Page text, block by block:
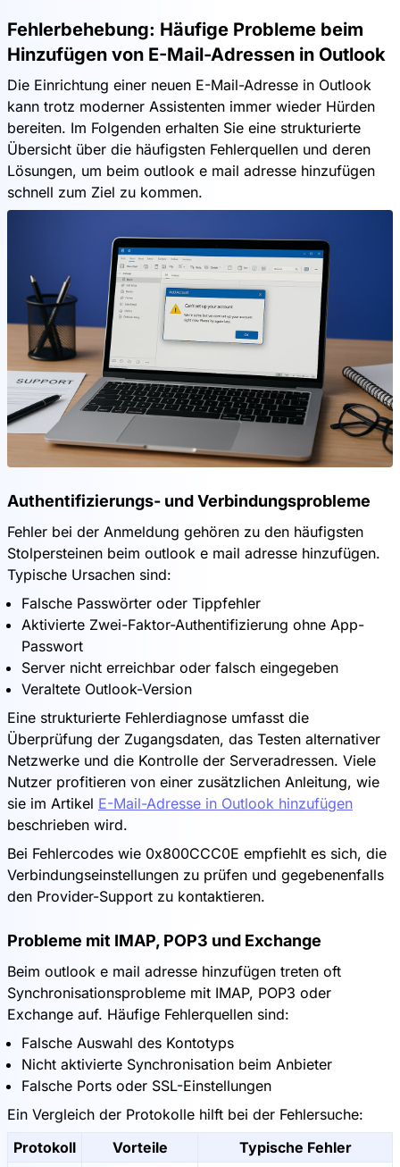
Fehlerbehebung: Häufige Probleme beim
Hinzufügen von E-Mail-Adressen in Outlook
Die Einrichtung einer neuen E-Mail-Adresse in Outlook
kann trotz moderner Assistenten immer wieder Hürden
bereiten. Im Folgenden erhalten Sie eine strukturierte
Übersicht über die häufigsten Fehlerquellen und deren
Lösungen, um beim outlook e mail adresse hinzufügen
schnell zum Ziel zu kommen.
Authentifizierungs- und Verbindungsprobleme
Fehler bei der Anmeldung gehören zu den häufigsten
Stolpersteinen beim outlook e mail adresse hinzufügen.
Typische Ursachen sind:
Falsche Passwörter oder Tippfehler
Aktivierte Zwei-Faktor-Authentifizierung ohne App-
Passwort
Server nicht erreichbar oder falsch eingegeben
Veraltete Outlook-Version
Eine strukturierte Fehlerdiagnose umfasst die
Überprüfung der Zugangsdaten, das Testen alternativer
Netzwerke und die Kontrolle der Serveradressen. Viele
Nutzer profitieren von einer zusätzlichen Anleitung, wie
sie im Artikel E-Mail-Adresse in Outlook hinzufügen
beschrieben wird.
Bei Fehlercodes wie 0x800CCC0E empfiehlt es sich, die
Verbindungseinstellungen zu prüfen und gegebenenfalls
den Provider-Support zu kontaktieren.
Probleme mit IMAP, POP3 und Exchange
Beim outlook e mail adresse hinzufügen treten oft
Synchronisationsprobleme mit IMAP, POP3 oder
Exchange auf. Häufige Fehlerquellen sind:
Falsche Auswahl des Kontotyps
Nicht aktivierte Synchronisation beim Anbieter
Falsche Ports oder SSL-Einstellungen
Ein Vergleich der Protokolle hilft bei der Fehlersuche:
Protokoll
Vorteile Typische Fehler